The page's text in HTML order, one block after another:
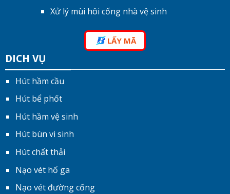
Xử lý mùi hôi cống nhà vệ sinh
LẤY MÃ
DICH VỤ
Hút hầm cầu
Hút bể phốt
Hút hầm vệ sinh
Hút bùn vi sinh
Hút chất thải
Nạo vét hố ga
Nạo vét đường cống